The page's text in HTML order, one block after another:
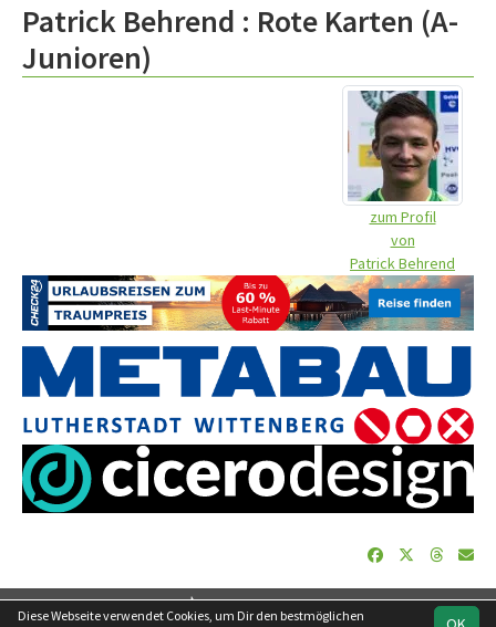
Patrick Behrend : Rote Karten (A-
Junioren)
zum Profil
von
Patrick Behrend
soccero.de
Diese Webseite verwendet Cookies, um Dir den bestmöglichen